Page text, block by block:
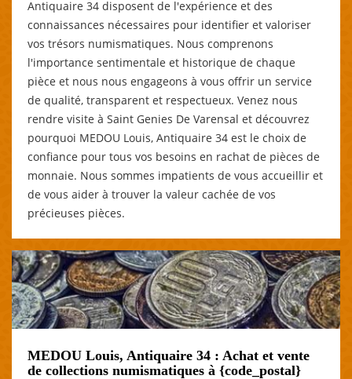
Antiquaire 34 disposent de l'expérience et des
connaissances nécessaires pour identifier et valoriser
vos trésors numismatiques. Nous comprenons
l'importance sentimentale et historique de chaque
pièce et nous nous engageons à vous offrir un service
de qualité, transparent et respectueux. Venez nous
rendre visite à Saint Genies De Varensal et découvrez
pourquoi MEDOU Louis, Antiquaire 34 est le choix de
confiance pour tous vos besoins en rachat de pièces de
monnaie. Nous sommes impatients de vous accueillir et
de vous aider à trouver la valeur cachée de vos
précieuses pièces.
MEDOU Louis, Antiquaire 34 : Achat et vente
de collections numismatiques à {code_postal}